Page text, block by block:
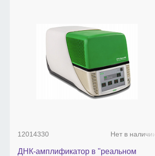
12014330 Нет в наличии
ДНК-амплификатор в "реальном